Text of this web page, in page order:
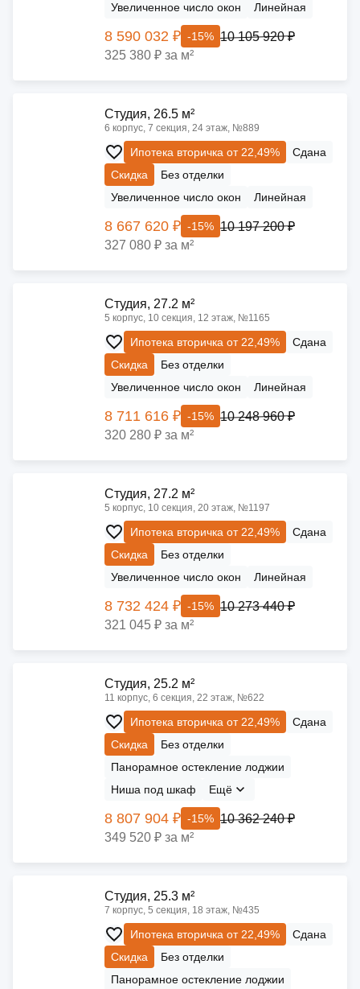
Увеличенное число окон
Линейная
8 590 032 ₽ -15% 10 105 920 ₽
325 380 ₽ за м²
Cтудия, 26.5 м²
6 корпус, 7 секция, 24 этаж, №889
Ипотека вторичка от 22,49%
Сдана
Скидка
Без отделки
Увеличенное число окон
Линейная
8 667 620 ₽ -15% 10 197 200 ₽
327 080 ₽ за м²
Cтудия, 27.2 м²
5 корпус, 10 секция, 12 этаж, №1165
Ипотека вторичка от 22,49%
Сдана
Скидка
Без отделки
Увеличенное число окон
Линейная
8 711 616 ₽ -15% 10 248 960 ₽
320 280 ₽ за м²
Cтудия, 27.2 м²
5 корпус, 10 секция, 20 этаж, №1197
Ипотека вторичка от 22,49%
Сдана
Скидка
Без отделки
Увеличенное число окон
Линейная
8 732 424 ₽ -15% 10 273 440 ₽
321 045 ₽ за м²
Cтудия, 25.2 м²
11 корпус, 6 секция, 22 этаж, №622
Ипотека вторичка от 22,49%
Сдана
Скидка
Без отделки
Панорамное остекление лоджии
Ниша под шкаф
Ещё
8 807 904 ₽ -15% 10 362 240 ₽
349 520 ₽ за м²
Cтудия, 25.3 м²
7 корпус, 5 секция, 18 этаж, №435
Ипотека вторичка от 22,49%
Сдана
Скидка
Без отделки
Панорамное остекление лоджии